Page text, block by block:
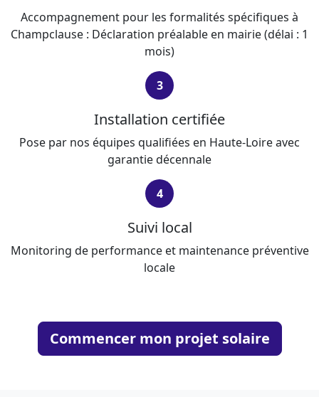
Accompagnement pour les formalités spécifiques à
Champclause : Déclaration préalable en mairie (délai : 1
mois)
3
Installation certifiée
Pose par nos équipes qualifiées en Haute-Loire avec
garantie décennale
4
Suivi local
Monitoring de performance et maintenance préventive
locale
Commencer mon projet solaire